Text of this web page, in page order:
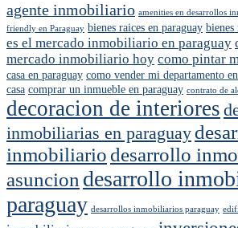
agente inmobiliario amenities en desarrollos
friendly en Paraguay bienes raices en paraguay bienes
es el mercado inmobiliario en paraguay
mercado inmobiliario hoy como pintar
casa en paraguay como vender mi departamento
casa comprar un inmueble en paraguay contrato de
decoracion de interiores
inmobiliarias en paraguay
inmobiliario desarrollo
asuncion desarrollo
paraguay desarrollos inmobiliarios paraguay